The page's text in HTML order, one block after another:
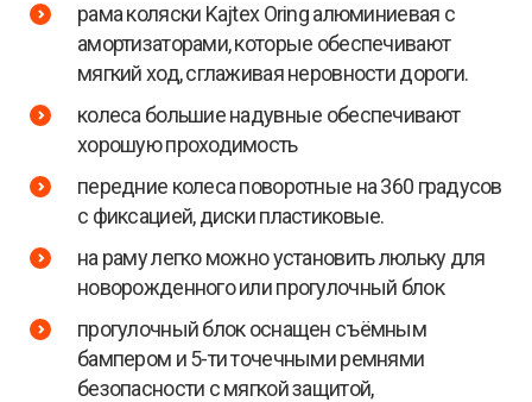
рама коляски Kajtex Oring алюминиевая с
амортизаторами, которые обеспечивают
мягкий ход, сглаживая неровности дороги.
колеса большие надувные обеспечивают
хорошую проходимость
передние колеса поворотные на 360 градусов
с фиксацией, диски пластиковые.
на раму легко можно установить люльку для
новорожденного или прогулочный блок
прогулочный блок оснащен съёмным
бампером и 5-ти точечными ремнями
безопасности с мягкой защитой,